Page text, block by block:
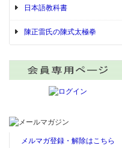
日本語教科書
陳正雷氏の陳式太極拳
メルマガ登録・解除はこちら